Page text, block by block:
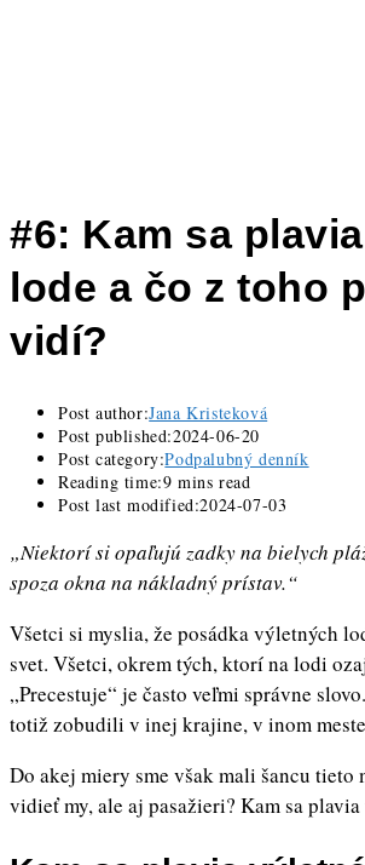
#6: Kam sa
lode a čo z toho
vidí?
Post author:Jana Kristeková
Post published:2024-06-20
Post category:Podpalubný denník
Reading time:9 mins read
Post last modified:2024-07-03
„Niektorí si opaľujú zadky na bielych
spoza okna na nákladný prístav.“
Všetci si myslia, že posádka výletných
svet. Všetci, okrem tých, ktorí na lodi
„Precestuje“ je často veľmi správne
totiž zobudili v inej krajine, v inom
Do akej miery sme však mali šancu tieto
vidieť my, ale aj pasažieri? Kam sa